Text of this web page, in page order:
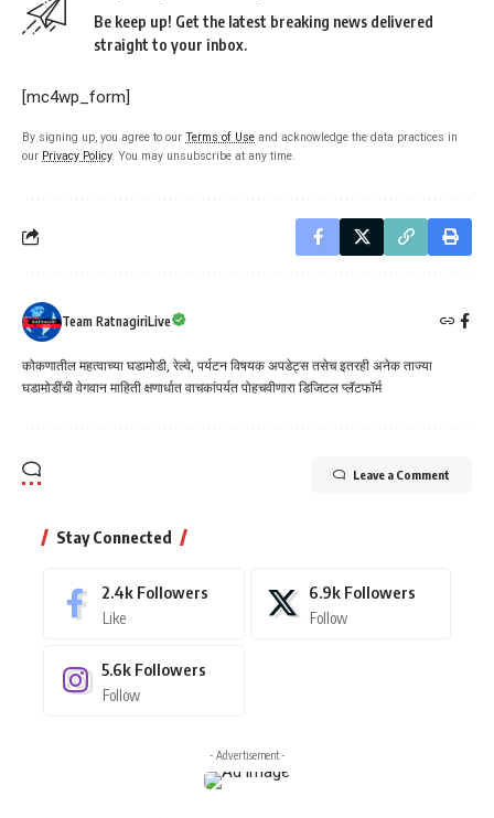
Be keep up! Get the latest breaking news delivered
straight to your inbox.
[mc4wp_form]
By signing up, you agree to our Terms of Use and acknowledge the data practices in
our Privacy Policy. You may unsubscribe at any time.
Team RatnagiriLive
कोकणातील महत्वाच्या घडामोडी, रेल्वे, पर्यटन विषयक अपडेट्स तसेच इतरही अनेक ताज्या
घडामोडींची वेगवान माहिती क्षणार्धात वाचकांपर्यत पोहचवीणारा डिजिटल प्लॅटफॉर्म
Leave a Comment
Stay Connected
2.4k Followers
Like
6.9k Followers
Follow
5.6k Followers
Follow
- Advertisement -